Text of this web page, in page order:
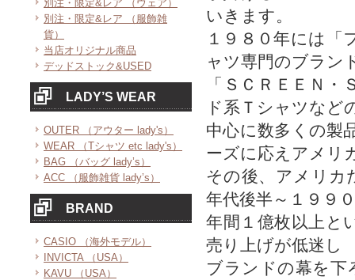
別注・限定&レア （ウェア）
別注・限定&レア （服飾雑
貨）
当店オリジナル商品
デッドストック&USED
LADY’S WEAR
OUTER （アウター lady's）
WEAR （Tシャツ etc lady's）
BAG （バッグ lady’s）
ACC （服飾雑貨 lady’s）
BRAND
CASIO （海外モデル）
INVICTA （USA）
KAVU （USA）
いきます。
１９８０年には「
ャツ専門のブラン
「ＳＣＲＥＥＮ
ド系Ｔシャツなど
中心に数多くの製
ーズに応えアメリ
その後、アメリカ
年代後半～１９９
年間１億枚以上と
売り上げが低迷し
ブランドの幕を下